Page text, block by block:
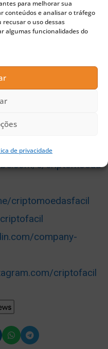
para melhorar sua
conteúdos e analisar o tráfego
recusar o uso dessas
algumas funcionalidades do
de privacidade
na sua análise e,
por quaisquer
Bitcoin, Ethereum,
nos em nossas
criptomoed
c/criptomoeda
criptomoedasfacil
company-
criptofacil